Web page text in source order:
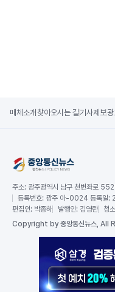
매체소개 찾아오시는 길기사제보광
주소: 광주광역시 남구 천변좌로
등록번호: 광주 아-0024 등록일
편집인: 박종하 발행인: 김영란 청
Copyright by 중앙통신뉴스, All